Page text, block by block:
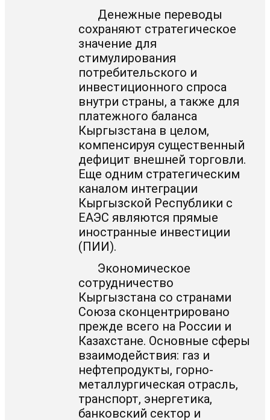
Денежные переводы
сохраняют стратегическое
значение для
стимулирования
потребительского и
инвестиционного спроса
внутри страны, а также для
платежного баланса
Кыргызстана в целом,
компенсируя существенный
дефицит внешней торговли.
Еще одним стратегическим
каналом интеграции
Кыргызской Республики с
ЕАЭС являются прямые
иностранные инвестиции
(ПИИ).
Экономическое
сотрудничество
Кыргызстана со странами
Союза сконцентрировано
прежде всего на России и
Казахстане. Основные сферы
взаимодействия: газ и
нефтепродукты, горно-
металлургическая отрасль,
транспорт, энергетика,
банковский сектор и